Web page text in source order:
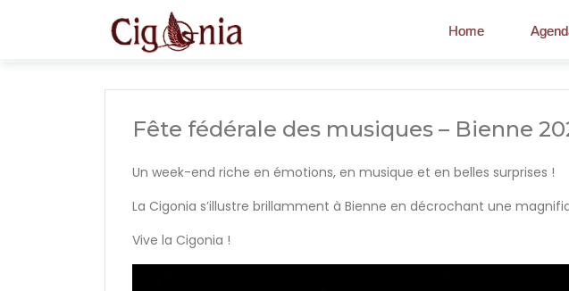
Home
Fête fédérale des musiques – Bienne
Un week-end riche en émotions, en musique et en belles surprises !
La Cigonia s’illustre brillamment à Bienne en décrochant une
Vive la Cigonia !